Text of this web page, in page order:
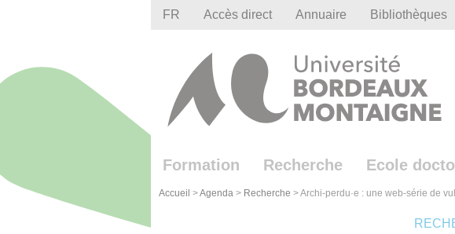
FR Accès direct Annuaire Bibliothèques
Formation Recherche Ecole
Accueil >Agenda > Recherche >Archi-perdu·e : une web-série de